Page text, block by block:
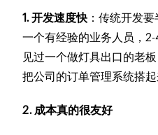
1. 开发速度快 ：传统开发
一个有经验的业务人员，
见过一个做灯具出口的老
把公司的订单管理系统搭
2. 成本真的很友好